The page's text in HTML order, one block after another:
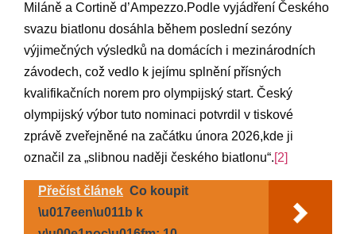
Miláně a Cortině d’Ampezzo.Podle vyjádření Českého
svazu biatlonu dosáhla během poslední sezóny
výjimečných výsledků na domácích i mezinárodních
závodech, což vedlo k jejímu splnění přísných
kvalifikačních norem pro olympijský start. Český
olympijský výbor tuto nominaci potvrdil v tiskové
zprávě zveřejněné na začátku února 2026,kde ji
označil za „slibnou naději českého biatlonu“.[2]
Přečíst článek Co koupit
\u017een\u011b k